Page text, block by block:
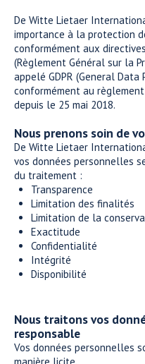
De Witte Lietaer
importance à la protection
conformément aux
(Règlement Général sur la
appelé GDPR (General
conformément au
depuis le 25 mai 2018.
Nous prenons soin de
De Witte Lietaer
vos données personnelles
du traitement :
Transparence
Limitation des finalités
Limitation de la
Exactitude
Confidentialité
Intégrité
Disponibilité
Nous traitons vos
responsable
Vos données personnelles